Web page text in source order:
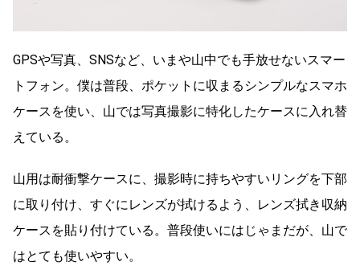
GPSや写真、SNSなど、いまや山中でも手放せないスマー
トフォン。僕は普段、ポケットに収まるシンプルなスマホ
ケースを使い、山では写真撮影に特化したケースに入れ替
えている。
山用は耐衝撃ケースに、撮影時に持ちやすいリングを下部
に取り付け、すぐにレンズが拭けるよう、レンズ拭き収納
ケースを貼り付けている。普段使いにはじゃまだが、山で
はとても使いやすい。